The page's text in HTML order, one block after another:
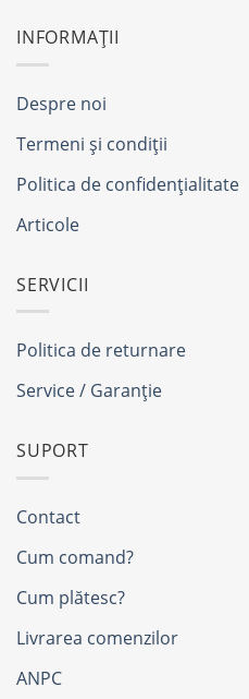
INFORMAȚII
Despre noi
Termeni și condiții
Politica de confidențialitate
Articole
SERVICII
Politica de returnare
Service / Garanție
SUPORT
Contact
Cum comand?
Cum plătesc?
Livrarea comenzilor
ANPC